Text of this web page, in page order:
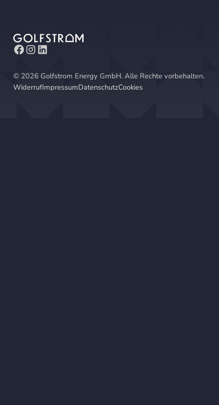
© 2026 Golfstrom Energy GmbH. Alle Rechte vorbehalten.
WiderrufImpressumDatenschutzCookies